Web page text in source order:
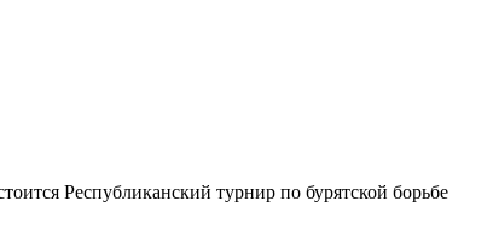
Республиканский турнир по бурятской борьбе